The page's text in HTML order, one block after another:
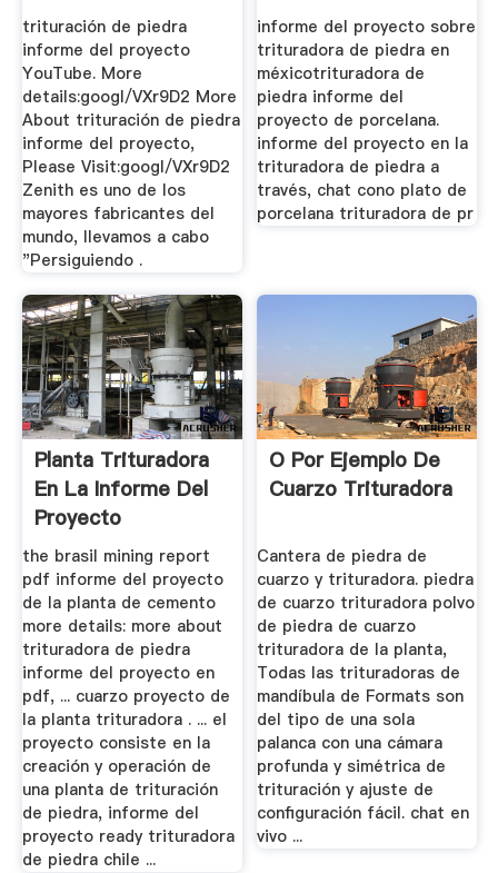
Trituración
trituración de piedra
informe del proyecto
YouTube. More
details:googl/VXr9D2 More
About trituración de piedra
informe del proyecto,
Please Visit:googl/VXr9D2
Zenith es uno de los
mayores fabricantes del
mundo, llevamos a cabo
"Persiguiendo .
Piedra En La
México
informe del proyecto sobre
trituradora de piedra en
méxicotrituradora de
piedra informe del
proyecto de porcelana.
informe del proyecto en la
trituradora de piedra a
través, chat cono plato de
porcelana trituradora de pr
Planta Trituradora
En La Informe Del
Proyecto
the brasil mining report
pdf informe del proyecto
de la planta de cemento
more details: more about
trituradora de piedra
informe del proyecto en
pdf, ... cuarzo proyecto de
la planta trituradora . ... el
proyecto consiste en la
creación y operación de
una planta de trituración
de piedra, informe del
proyecto ready trituradora
de piedra chile ...
O Por Ejemplo De
Cuarzo Trituradora
Cantera de piedra de
cuarzo y trituradora. piedra
de cuarzo trituradora polvo
de piedra de cuarzo
trituradora de la planta,
Todas las trituradoras de
mandíbula de Formats son
del tipo de una sola
palanca con una cámara
profunda y simétrica de
trituración y ajuste de
configuración fácil. chat en
vivo ...